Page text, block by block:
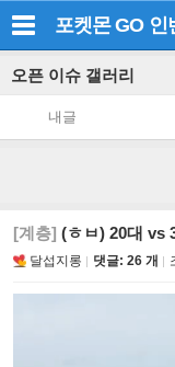
포켓몬 GO 인
오픈 이슈 갤러리
내글
[계층] (ㅎㅂ) 20대 vs
달섭지롱 댓글: 26 개